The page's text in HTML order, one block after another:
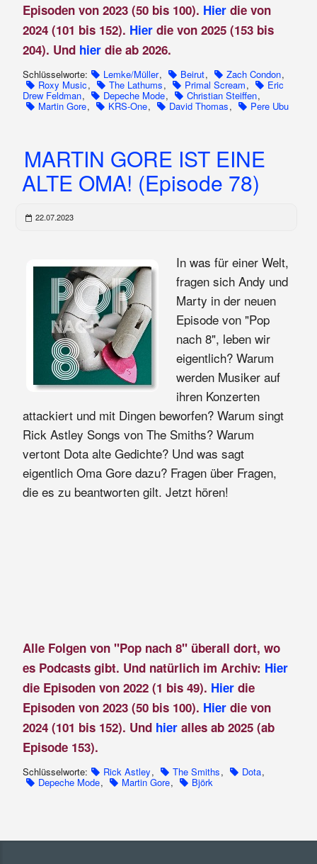
Episoden von 2023 (50 bis 100). Hier die von
2024 (101 bis 152). Hier die von 2025 (153 bis
204). Und hier die ab 2026.
Schlüsselworte: Lemke/Müller, Beirut, Zach Condon,
Roxy Music, The Lathums, Primal Scream, Eric
Drew Feldman, Depeche Mode, Christian Steiffen,
Martin Gore, KRS-One, David Thomas, Pere Ubu
MARTIN GORE IST EINE
ALTE OMA! (Episode 78)
22.07.2023
In was für einer Welt,
fragen sich Andy und
Marty in der neuen
Episode von "Pop
nach 8", leben wir
eigentlich? Warum
werden Musiker auf
ihren Konzerten
attackiert und mit Dingen beworfen? Warum singt
Rick Astley Songs von The Smiths? Warum
vertont Dota alte Gedichte? Und was sagt
eigentlich Oma Gore dazu? Fragen über Fragen,
die es zu beantworten gilt. Jetzt hören!
Alle Folgen von "Pop nach 8" überall dort, wo
es Podcasts gibt. Und natürlich im Archiv: Hier
die Episoden von 2022 (1 bis 49). Hierdie
Episoden von 2023 (50 bis 100). Hier die von
2024 (101 bis 152). Und hier alles ab 2025 (ab
Episode 153).
Schlüsselworte: Rick Astley, The Smiths, Dota,
Depeche Mode, Martin Gore, Björk